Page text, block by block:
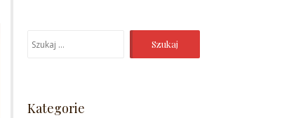
Szukaj:
Kategorie